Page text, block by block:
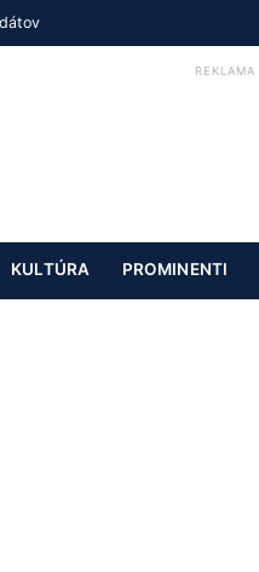
REKLAMA
KULTÚRA PROMINENTI